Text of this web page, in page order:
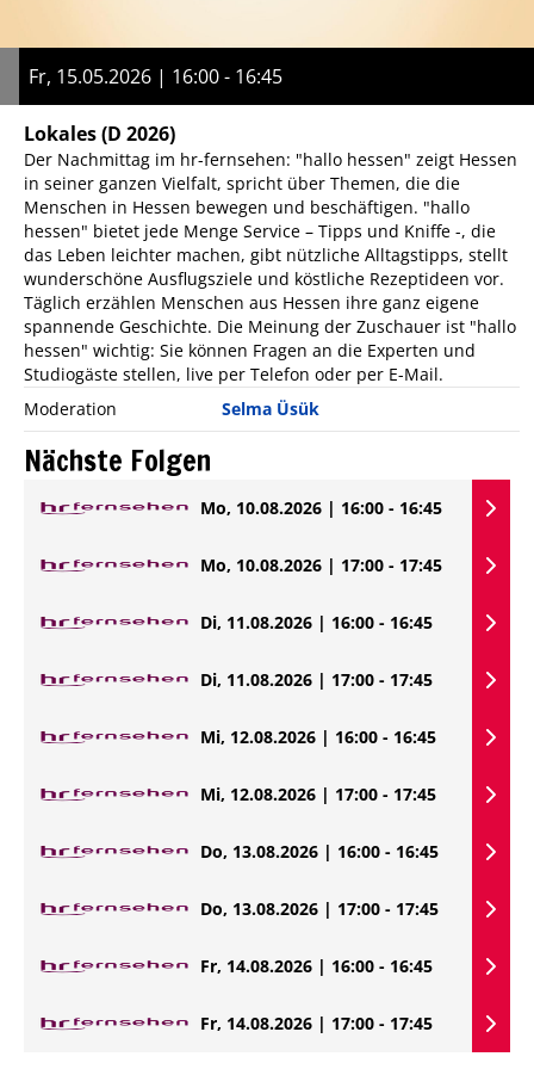
Fr, 15.05.2026 | 16:00 - 16:45
Lokales(D 2026)
Der Nachmittag im hr-fernsehen: "hallo hessen" zeigt Hessen
in seiner ganzen Vielfalt, spricht über Themen, die die
Menschen in Hessen bewegen und beschäftigen. "hallo
hessen" bietet jede Menge Service – Tipps und Kniffe -, die
das Leben leichter machen, gibt nützliche Alltagstipps, stellt
wunderschöne Ausflugsziele und köstliche Rezeptideen vor.
Täglich erzählen Menschen aus Hessen ihre ganz eigene
spannende Geschichte. Die Meinung der Zuschauer ist "hallo
hessen" wichtig: Sie können Fragen an die Experten und
Studiogäste stellen, live per Telefon oder per E-Mail.
Moderation
Selma Üsük
Nächste Folgen
Mo, 10.08.2026 | 16:00 - 16:45
Mo, 10.08.2026 | 17:00 - 17:45
Di, 11.08.2026 | 16:00 - 16:45
Di, 11.08.2026 | 17:00 - 17:45
Mi, 12.08.2026 | 16:00 - 16:45
Mi, 12.08.2026 | 17:00 - 17:45
Do, 13.08.2026 | 16:00 - 16:45
Do, 13.08.2026 | 17:00 - 17:45
Fr, 14.08.2026 | 16:00 - 16:45
Fr, 14.08.2026 | 17:00 - 17:45